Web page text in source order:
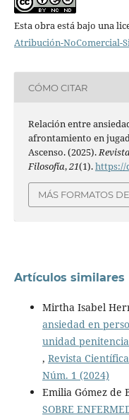
Esta obra está bajo una
Atribución-NoComercial-
CÓMO CITAR
Relación entre
afrontamiento en
Ascenso. (2025).
Filosofía,21(1).https://
MÁS FORMATOS
Artículos similares
Mirtha Isabel
ansiedad en
unidad
, Revista
Núm. 1 (2024)
Emilia Gómez de
SOBRE